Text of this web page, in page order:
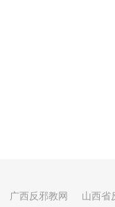
广西反邪教网 山西省